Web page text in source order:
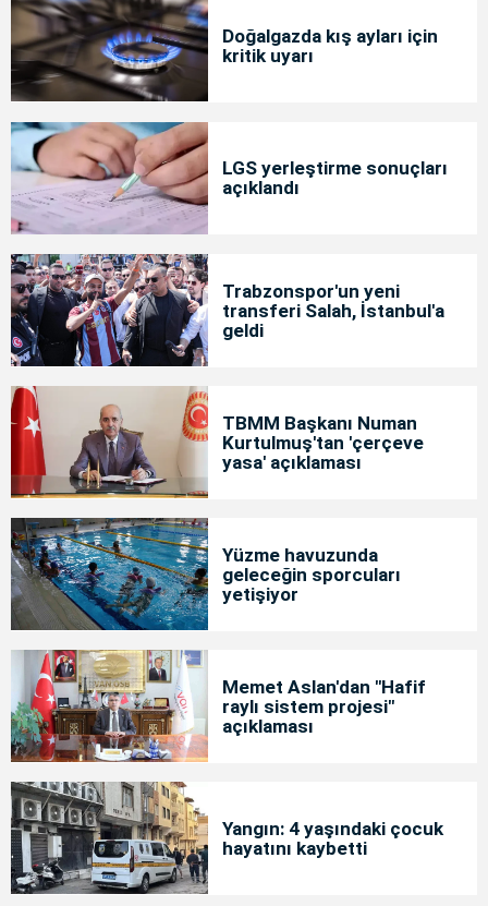
Doğalgazda kış ayları için
kritik uyarı
LGS yerleştirme sonuçları
açıklandı
Trabzonspor'un yeni
transferi Salah, İstanbul'a
geldi
TBMM Başkanı Numan
Kurtulmuş'tan 'çerçeve
yasa' açıklaması
Yüzme havuzunda
geleceğin sporcuları
yetişiyor
Memet Aslan'dan "Hafif
raylı sistem projesi"
açıklaması
Yangın: 4 yaşındaki çocuk
hayatını kaybetti